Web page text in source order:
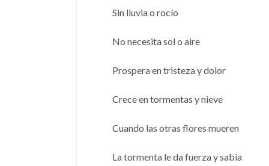
Sin lluvia o rocío
No necesita sol o aire
Prospera en tristeza y dolor
Crece en tormentas y nieve
Cuando las otras flores mueren
La tormenta le da fuerza y sabia